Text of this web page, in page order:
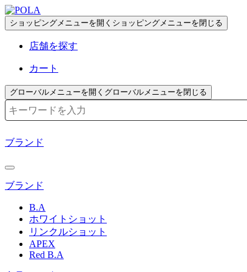
ペ
ー
で
す
コ
テ
エ
ア
へ
ショッピングメニューを開く ショッピングメニューを閉じる
店舗を探す
カート
グローバルメニューを開く グローバルメニューを閉じる
検索キーワード入力
ブランド
ブランド
B.A
ホワイトショット
リンクルショット
APEX
Red B.A